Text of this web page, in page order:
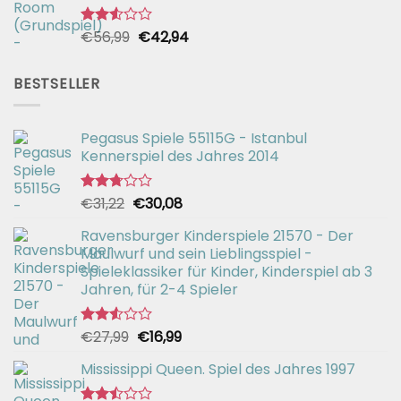
Bewertet
von 5
€56,99 Ursprünglicher
€42,94Aktueller
BESTSELLER
Pegasus Spiele 55115G - Istanbul
Kennerspiel des Jahres 2014
Bewertet
2.72
von 5
€31,22 Ursprünglicher
war:
€31,22
€30,08Aktueller
ist:
€30,08.
Ravensburger Kinderspiele 21570 - Der
Maulwurf und sein Lieblingsspiel -
Spieleklassiker für Kinder, Kinderspiel ab 3
Jahren, für 2-4 Spieler
Bewertet
2.55
von 5
€27,99 Ursprünglicher
war:
€27,99
€16,99Aktueller
ist:
Mississippi Queen. Spiel des Jahres 1997